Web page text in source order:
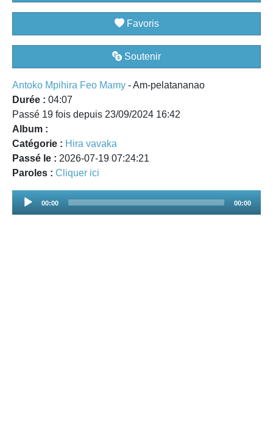
Favoris
Soutenir
Antoko Mpihira Feo Mamy - Am-pelatananao
Durée : 04:07
Passé 19 fois depuis 23/09/2024 16:42
Album :
Catégorie : Hira vavaka
Passé le : 2026-07-19 07:24:21
Paroles : Cliquer ici
Audio
00:00 00:00